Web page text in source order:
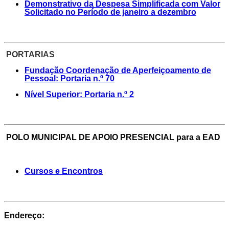
Demonstrativo da Despesa Simplificada com Valor
Solicitado no Período de janeiro a dezembro
PORTARIAS
Fundação Coordenação de Aperfeiçoamento de
Pessoal: Portaria n.º 70
Nível Superior: Portaria n.º 2
POLO MUNICIPAL DE APOIO PRESENCIAL para a EAD
Cursos e Encontros
Endereço: